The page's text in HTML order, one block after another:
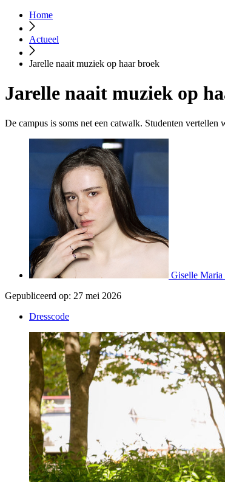
Home
Actueel
Jarelle naait muziek op haar broek
Jarelle naait muziek op
De campus is soms net een catwalk. Studenten
Giselle Maria
Gepubliceerd op: 27 mei 2026
Dresscode